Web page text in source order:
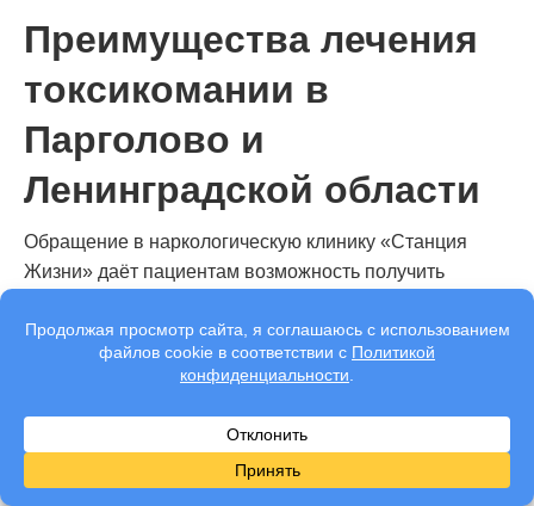
Преимущества лечения
токсикомании в
Парголово и
Ленинградской области
Обращение в наркологическую клинику «Станция
Жизни» даёт пациентам возможность получить
безопасных и конфиденциальных условиях. Лечение
проводится с учётом индивидуальных особенностей,
стадии зависимости и общего состояния здоровья, что
значительно повышает его эффективность и
устойчивость результата.
К основным преимуществам излечения